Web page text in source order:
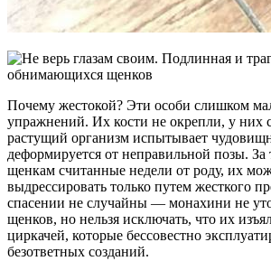
Почему жестокой? Эти особи слишком
упражнений. Их кости не окрепли, у них
растущий организм испытывает
деформируется от неправильной позы. За
щенкам считанные недели от роду, их
выдрессировать только путем жесткого
спасении не случайны — монахини не
щенков, но нельзя исключать, что их
циркачей, которые бессовестно
безответных созданий.